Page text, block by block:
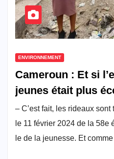
ENVIRONNEMENT
Cameroun : Et si
jeunes était plus
– C’est fait, les rideaux
le 11 février 2024 de la 58e
le de la jeunesse. Et